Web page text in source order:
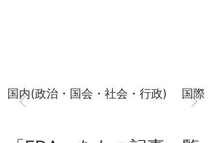
国内(政治・国会・社会・行政) 国際